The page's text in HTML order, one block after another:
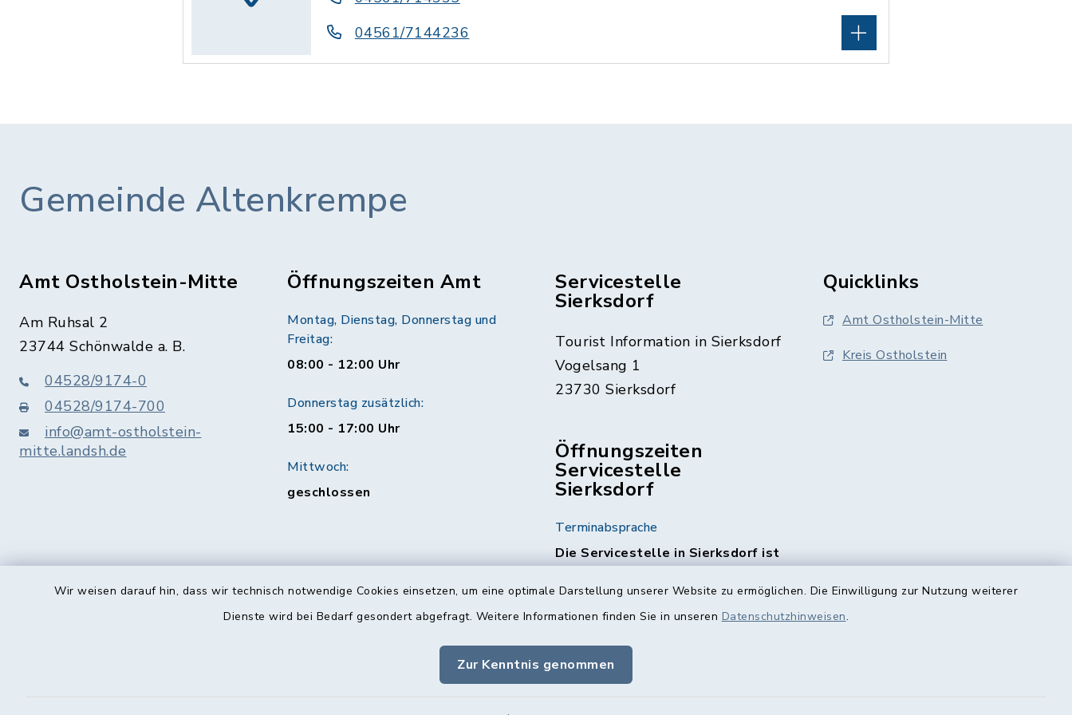
Wir weisen darauf hin, dass wir technisch notwendige Cookies einsetzen, um eine optimale Darstellung unserer Website zu ermöglichen. Die Einwilligung zur Nutzung weiterer
Dienste wird bei Bedarf gesondert abgefragt. Weitere Informationen finden Sie in unseren Datenschutzhinweisen.
Zur Kenntnis genommen
04561/7144236
Gemeinde Altenkrempe
Amt Ostholstein-Mitte
Am Ruhsal 2
23744 Schönwalde a. B.
04528/9174-0
04528/9174-700
info@amt-ostholstein-
mitte.landsh.de
Öffnungszeiten Amt
Montag, Dienstag, Donnerstag und
Freitag:
08:00 - 12:00 Uhr
Donnerstag zusätzlich:
15:00 - 17:00 Uhr
Mittwoch:
geschlossen
Servicestelle
Sierksdorf
Tourist Information in Sierksdorf
Vogelsang 1
23730 Sierksdorf
Öffnungszeiten
Servicestelle
Sierksdorf
Terminabsprache
Die Servicestelle in Sierksdorf ist
geöffnet. Hierzu ist eine
Terminabsprache erforderlich.
Die Kontaktdaten finden Sie
Nächste Termine:
Quicklinks
Amt Ostholstein-Mitte
Kreis Ostholstein